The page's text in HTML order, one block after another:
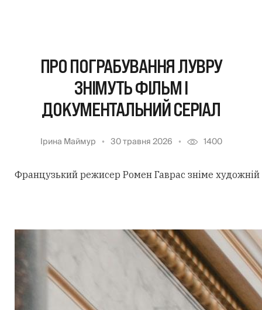
ПРО ПОГРАБУВАННЯ ЛУВРУ
ЗНІМУТЬ ФІЛЬМ І
ДОКУМЕНТАЛЬНИЙ СЕРІАЛ
Ірина Маймур 30 травня 2026 1400
Французький режисер Ромен Гаврас зніме